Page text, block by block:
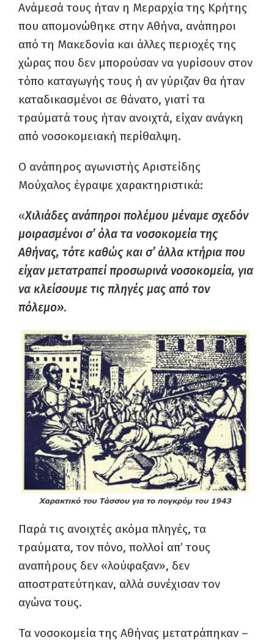
Ανάμεσά τους ήταν η Μεραρχία της Κρήτης
που απομονώθηκε στην Αθήνα, ανάπηροι
από τη Μακεδονία και άλλες περιοχές της
χώρας που δεν μπορούσαν να γυρίσουν στον
τόπο καταγωγής τους ή αν γύριζαν θα ήταν
καταδικασμένοι σε θάνατο, γιατί τα
τραύματά τους ήταν ανοιχτά, είχαν ανάγκη
από νοσοκομειακή περίθαλψη.
Ο ανάπηρος αγωνιστής Αριστείδης
Μούχαλος έγραψε χαρακτηριστικά:
«Χιλιάδες ανάπηροι πολέμου μέναμε σχεδόν
μοιρασμένοι σ’ όλα τα νοσοκομεία της
Αθήνας, τότε καθώς και σ’ άλλα κτήρια που
είχαν μετατραπεί προσωρινά νοσοκομεία, για
να κλείσουμε τις πληγές μας από τον
πόλεμο».
Παρά τις ανοιχτές ακόμα πληγές, τα
τραύματα, τον πόνο, πολλοί απ’ τους
αναπήρους δεν «λούφαξαν», δεν
αποστρατεύτηκαν, αλλά συνέχισαν τον
αγώνα τους.
Τα νοσοκομεία της Αθήνας μετατράπηκαν –